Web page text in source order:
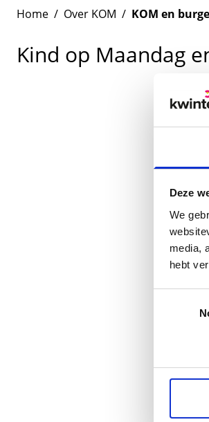
Deze
We
media,
hebt
Home / Over KOM / KOM en
Kind op Maandag